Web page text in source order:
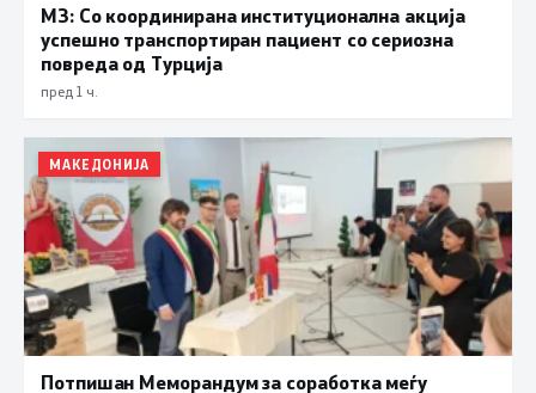
МЗ: Со координирана институционална акција
успешно транспортиран пациент со сериозна
повреда од Турција
пред 1 ч.
МАКЕДОНИЈА
Потпишан Меморандум за соработка меѓу